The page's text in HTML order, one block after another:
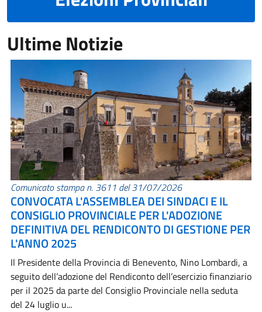
Ultime Notizie
Comunicato stampa n. 3611 del 31/07/2026
CONVOCATA L'ASSEMBLEA DEI SINDACI E IL
CONSIGLIO PROVINCIALE PER L'ADOZIONE
DEFINITIVA DEL RENDICONTO DI GESTIONE PER
L'ANNO 2025
Il Presidente della Provincia di Benevento, Nino Lombardi, a
seguito dell’adozione del Rendiconto dell’esercizio finanziario
per il 2025 da parte del Consiglio Provinciale nella seduta
del 24 luglio u...